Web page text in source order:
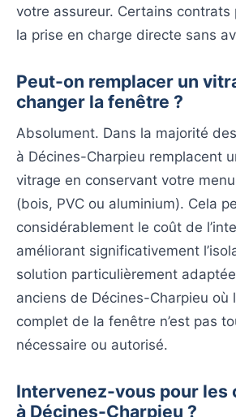
votre assureur. Certains contrats
la prise en charge directe sans
Peut-on remplacer un
changer la fenêtre ?
Absolument. Dans la majorité
à Décines-Charpieu remplacent
vitrage en conservant votre
(bois, PVC ou aluminium). Cela
considérablement le coût de
améliorant significativement
solution particulièrement
anciens de Décines-Charpieu où
complet de la fenêtre n’est pas
nécessaire ou autorisé.
Intervenez-vous pour les
à Décines-Charpieu ?